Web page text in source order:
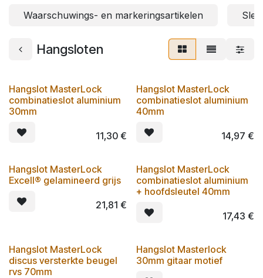
Waarschuwings- en markeringsartikelen
Hangsloten
Hangslot MasterLock
combinatieslot aluminium
30mm
11,30€
Hangslot MasterLock
combinatieslot aluminium
40mm
14,97 €
Hangslot MasterLock
Excell® gelamineerd grijs
21,81 €
Hangslot MasterLock
combinatieslot aluminium
+ hoofdsleutel 40mm
17,43 €
Hangslot MasterLock
discus versterkte beugel
rvs 70mm
Hangslot Masterlock
30mm gitaar motief